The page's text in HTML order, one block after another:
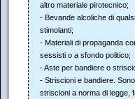
altro materiale pirotecnico;
- Bevande alcoliche di
stimolanti;
- Materiali di propaganda
sessisti o a sfondo politico;
- Aste per bandiere o
- Striscioni e bandiere.
striscioni a norma di legge,